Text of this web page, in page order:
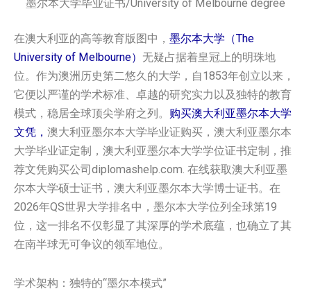
墨尔本大学毕业证书/University of Melbourne degree
在澳大利亚的高等教育版图中， 墨尔本大学（The
University of Melbourne） 无疑占据着皇冠上的明珠地
位。作为澳洲历史第二悠久的大学，自1853年创立以来，
它便以严谨的学术标准、卓越的研究实力以及独特的教育
模式，稳居全球顶尖学府之列。 购买澳大利亚墨尔本大学
文凭， 澳大利亚墨尔本大学毕业证购买，澳大利亚墨尔本
大学毕业证定制，澳大利亚墨尔本大学学位证书定制，推
荐文凭购买公司diplomashelp.com. 在线获取澳大利亚墨
尔本大学硕士证书，澳大利亚墨尔本大学博士证书。在
2026年QS世界大学排名中，墨尔本大学位列全球第19
位，这一排名不仅彰显了其深厚的学术底蕴，也确立了其
在南半球无可争议的领军地位。
学术架构：独特的“墨尔本模式”